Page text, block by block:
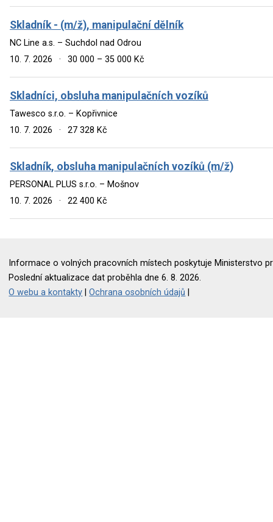
Skladník - (m/ž), manipulační dělník
NC Line a.s. – Suchdol nad Odrou
10. 7. 2026
· 30 000 – 35 000 Kč
Skladníci, obsluha manipulačních vozíků
Tawesco s.r.o. – Kopřivnice
10. 7. 2026
· 27 328 Kč
Skladník, obsluha manipulačních vozíků (m/ž)
PERSONAL PLUS s.r.o. – Mošnov
10. 7. 2026
· 22 400 Kč
Informace o volných pracovních místech poskytuje Ministerstvo
Poslední aktualizace dat proběhla dne 6. 8. 2026.
O webu a kontakty |Ochrana osobních údajů